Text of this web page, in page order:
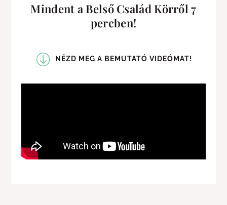
Mindent a Belső Család Körről 7
percben!
NÉZD MEG A BEMUTATÓ VIDEÓMAT!